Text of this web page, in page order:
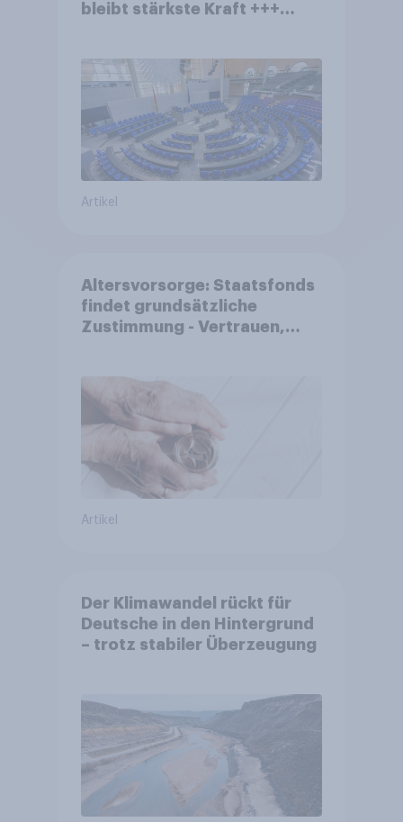
bleibt stärkste Kraft +++
Artikel
Altersvorsorge: Staatsfonds
findet grundsätzliche
Zustimmung - Vertrauen,
Akzeptanz
Artikel
Der Klimawandel rückt für
Deutsche in den Hintergrund
– trotz stabiler Überzeugung